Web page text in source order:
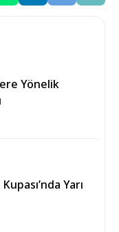
Yönelik
Yarı